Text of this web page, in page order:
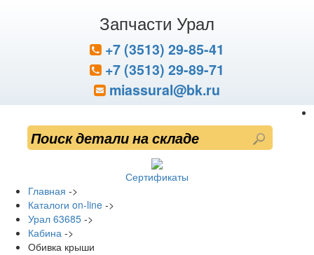
Запчасти Урал
+7 (3513) 29-85-41
+7 (3513) 29-89-71
miassural@bk.ru
Сертификаты
Главная ->
Каталоги on-line ->
Урал 63685 ->
Кабина ->
Обивка крыши